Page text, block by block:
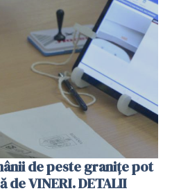
de peste granițe pot
de VINERI. DETALII